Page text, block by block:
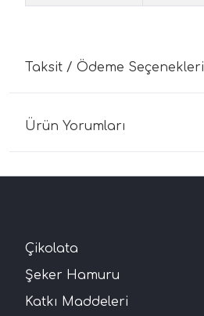
Taksit / Ödeme Seçenekleri
Ürün Yorumları
Çikolata
Şeker Hamuru
Katkı Maddeleri